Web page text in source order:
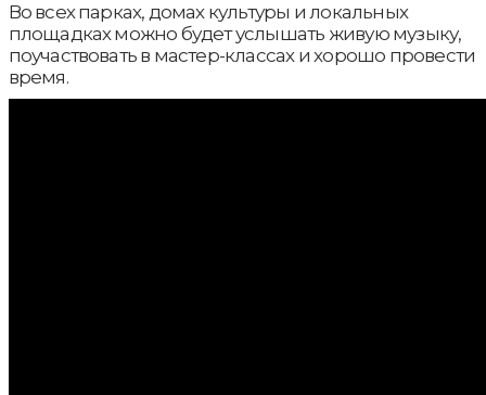
Во всех парках, домах культуры и локальных
площадках можно будет услышать живую музыку,
поучаствовать в мастер-классах и хорошо провести
время.